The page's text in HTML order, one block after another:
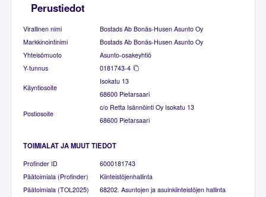
Perustiedot
Virallinen nimi
Bostads Ab Bonäs-Husen Asunto Oy
Markkinointinimi
Bostads Ab Bonäs-Husen Asunto Oy
Yhteisömuoto
Asunto-osakeyhtiö
Y-tunnus
0181743-4
Käyntiosoite
Isokatu 13
68600 Pietarsaari
Postiosoite
c/o Retta Isännöinti Oy Isokatu 13
68600 Pietarsaari
TOIMIALAT JA MUUT TIEDOT
Profinder ID
6000181743
Päätoimiala (Profinder)
Kiinteistöjenhallinta
Päätoimiala (TOL2025)
68202. Asuntojen ja asuinkiinteistöjen hallinta